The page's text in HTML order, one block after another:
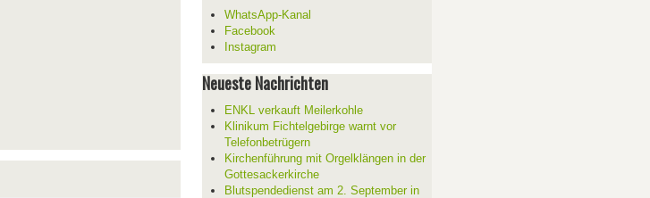
WhatsApp-Kanal
Facebook
Instagram
Neueste Nachrichten
ENKL verkauft Meilerkohle
Klinikum Fichtelgebirge warnt vor
Telefonbetrügern
Kirchenführung mit Orgelklängen in der
Gottesackerkirche
Blutspendedienst am 2. September in